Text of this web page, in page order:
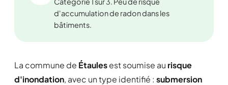
d'accumulation de radon dans les
bâtiments.
La commune de Étaulesest soumise au risque
d'inondation, avec un type identifié : submersion